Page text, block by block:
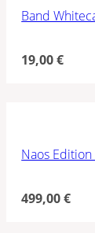
Band
19,00€
Naos Edition
499,00€